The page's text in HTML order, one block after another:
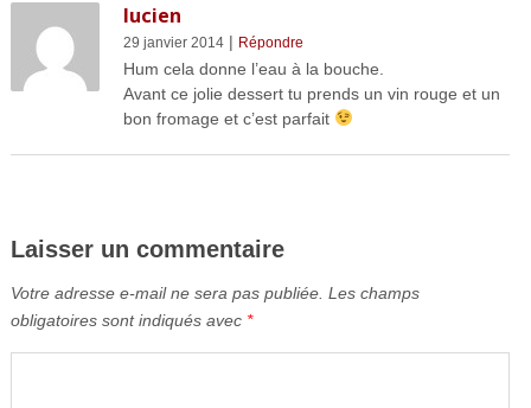
lucien
29 janvier 2014| Répondre
Hum cela donne l’eau à la bouche.
Avant ce jolie dessert tu prends un vin rouge et un
bon fromage et c’est parfait
Laisser un commentaire
Votre adresse e-mail ne sera pas publiée. Les champs
obligatoires sont indiqués avec *